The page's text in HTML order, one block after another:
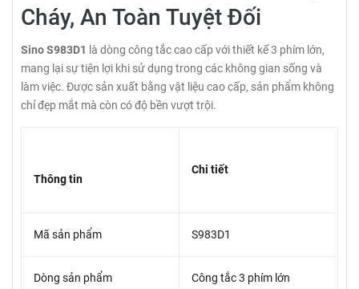
Cháy, An Toàn Tuyệt Đối
Sino S983D1 là dòng công tắc cao cấp với thiết kế 3 phím lớn,
mang lại sự tiện lợi khi sử dụng trong các không gian sống và
làm việc. Được sản xuất bằng vật liệu cao cấp, sản phẩm không
chỉ đẹp mắt mà còn có độ bền vượt trội.
Thông tin
Chi tiết
Mã sản phẩm S983D1
Dòng sản phẩm Công tắc 3 phím lớn